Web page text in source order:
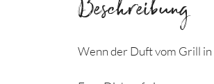
Wenn der Duft vom Grill